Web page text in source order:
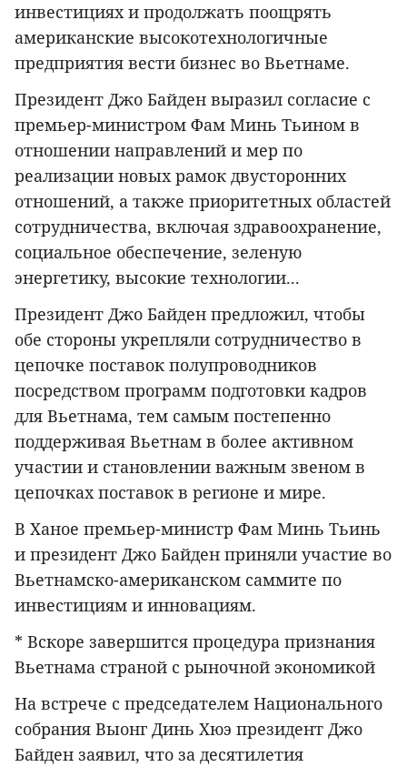
инвестициях и продолжать поощрять
американские высокотехнологичные
предприятия вести бизнес во Вьетнаме.
Президент Джо Байден выразил согласие с
премьер-министром Фам Минь Тьином в
отношении направлений и мер по
реализации новых рамок двусторонних
отношений, а также приоритетных областей
сотрудничества, включая здравоохранение,
социальное обеспечение, зеленую
энергетику, высокие технологии...
Президент Джо Байден предложил, чтобы
обе стороны укрепляли сотрудничество в
цепочке поставок полупроводников
посредством программ подготовки кадров
для Вьетнама, тем самым постепенно
поддерживая Вьетнам в более активном
участии и становлении важным звеном в
цепочках поставок в регионе и мире.
В Ханое премьер-министр Фам Минь Тьинь
и президент Джо Байден приняли участие во
Вьетнамско-американском саммите по
инвестициям и инновациям.
* Вскоре завершится процедура признания
Вьетнама страной с рыночной экономикой
На встрече с председателем Национального
собрания Выонг Динь Хюэ президент Джо
Байден заявил, что за десятилетия